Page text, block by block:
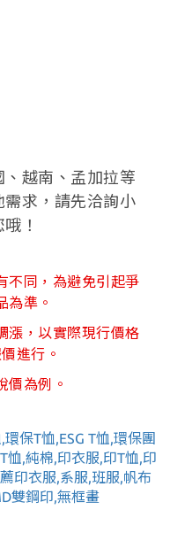
越南、孟加拉等
求，請先洽詢小
！
不同，為避免引起爭
為準。
漲，以實際現行價格
進行。
價為例。